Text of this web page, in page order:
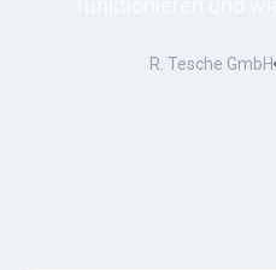
R. Tesche GmbH